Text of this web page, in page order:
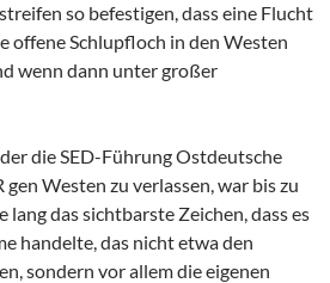
so befestigen, dass eine Flucht
offene Schlupfloch in den Westen
wenn dann unter großer
die SED-Führung Ostdeutsche
Westen zu verlassen, war bis zu
lang das sichtbarste Zeichen, dass es
handelte, das nicht etwa den
sondern vor allem die eigenen